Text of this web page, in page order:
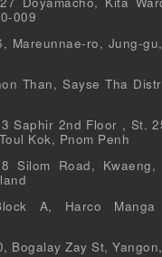
009
Mareunnae-ro, Jung-
Than, Sayse Tha
Saphir 2nd Floor , St.
Kok, Pnom Penh
Silom Road,
A, Harco
Bogalay Zay St,